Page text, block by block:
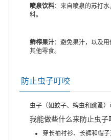
喷泉饮料：来自喷泉的苏打
料。
鲜榨果汁：避免果汁，以及
其他零食。
防止虫子叮咬
虫子（如蚊子、蜱虫和跳蚤
我能做些什么来防止虫子
穿长袖衬衫、长裤和帽子